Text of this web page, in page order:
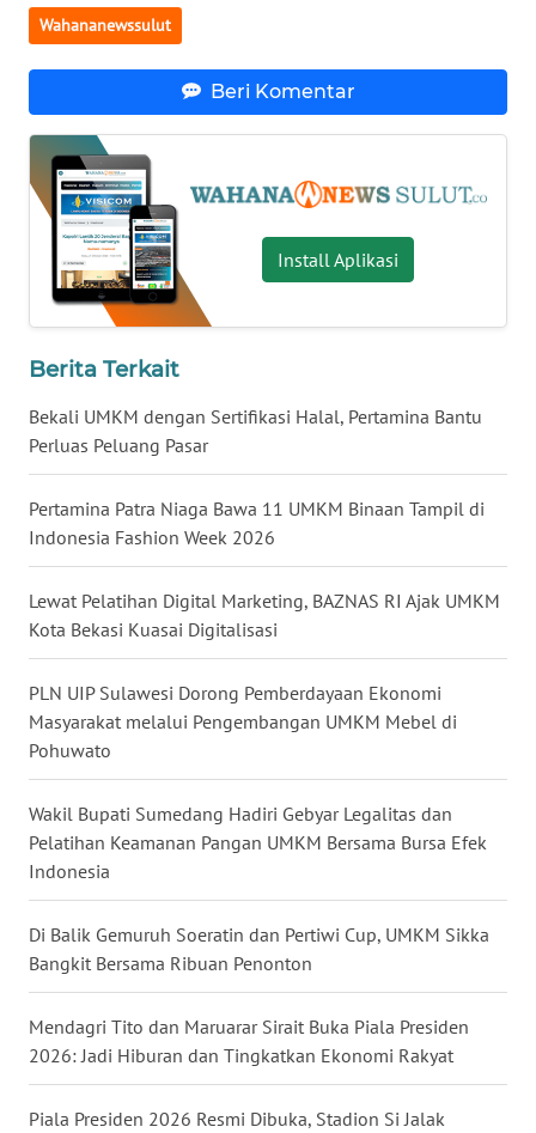
Wahananewssulut
Beri Komentar
Install Aplikasi
Berita Terkait
Bekali UMKM dengan Sertifikasi Halal, Pertamina Bantu
Perluas Peluang Pasar
Pertamina Patra Niaga Bawa 11 UMKM Binaan Tampil di
Indonesia Fashion Week 2026
Lewat Pelatihan Digital Marketing, BAZNAS RI Ajak UMKM
Kota Bekasi Kuasai Digitalisasi
PLN UIP Sulawesi Dorong Pemberdayaan Ekonomi
Masyarakat melalui Pengembangan UMKM Mebel di
Pohuwato
Wakil Bupati Sumedang Hadiri Gebyar Legalitas dan
Pelatihan Keamanan Pangan UMKM Bersama Bursa Efek
Indonesia
Di Balik Gemuruh Soeratin dan Pertiwi Cup, UMKM Sikka
Bangkit Bersama Ribuan Penonton
Mendagri Tito dan Maruarar Sirait Buka Piala Presiden
2026: Jadi Hiburan dan Tingkatkan Ekonomi Rakyat
Piala Presiden 2026 Resmi Dibuka, Stadion Si Jalak
WN
WN
KALTARA
WN
KALSEL
WN
WN
SULSEL
WN
WN
MALUT
WN
DAIRI
DANAU
TOBA
WN
NIAS
WN